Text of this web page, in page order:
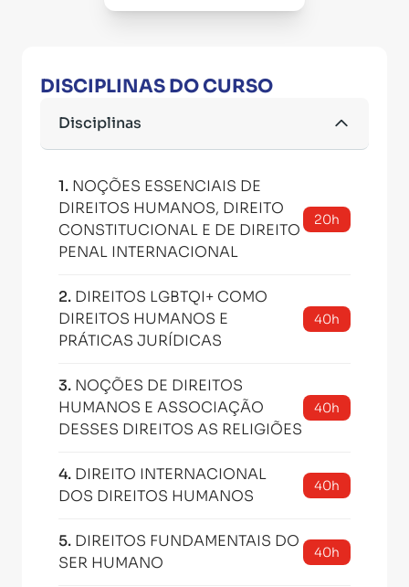
DISCIPLINAS DO CURSO
Disciplinas
1. NOÇÕES ESSENCIAIS DE
DIREITOS HUMANOS, DIREITO
CONSTITUCIONAL E DE DIREITO
PENAL INTERNACIONAL
20h
2. DIREITOS LGBTQI+ COMO
DIREITOS HUMANOS E
PRÁTICAS JURÍDICAS
40h
3. NOÇÕES DE DIREITOS
HUMANOS E ASSOCIAÇÃO
DESSES DIREITOS AS RELIGIÕES
40h
4. DIREITO INTERNACIONAL
DOS DIREITOS HUMANOS
40h
5. DIREITOS FUNDAMENTAIS DO
SER HUMANO
40h